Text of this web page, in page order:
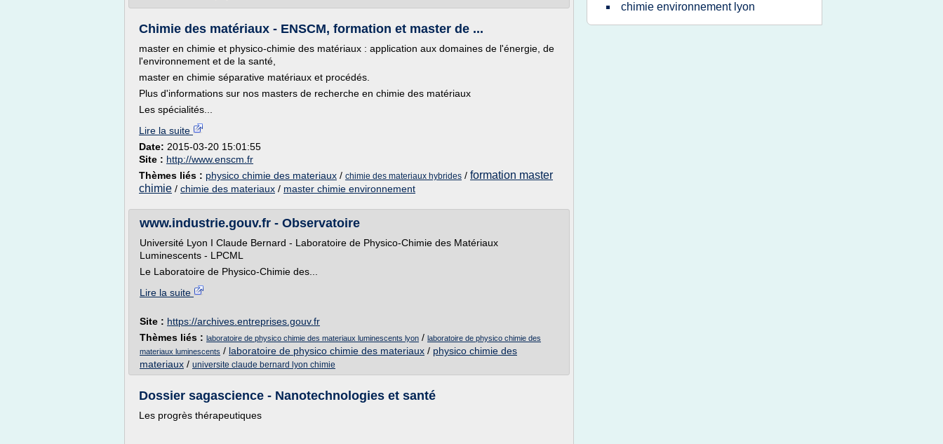
Chimie des matériaux - ENSCM, formation et master de ...
master en chimie et physico-chimie des matériaux : application aux domaines de l'énergie, de
l'environnement et de la santé,
master en chimie séparative matériaux et procédés.
Plus d'informations sur nos masters de recherche en chimie des matériaux
Les spécialités...
Lire la suite
Date: 2015-03-20 15:01:55
Site : http://www.enscm.fr
Thèmes liés : physico chimie des materiaux / chimie des materiaux hybrides / formation master
chimie / chimie des materiaux / master chimie environnement
www.industrie.gouv.fr - Observatoire
Université Lyon I Claude Bernard - Laboratoire de Physico-Chimie des Matériaux
Luminescents - LPCML
Le Laboratoire de Physico-Chimie des...
Lire la suite
Site : https://archives.entreprises.gouv.fr
Thèmes liés : laboratoire de physico chimie des materiaux luminescents lyon / laboratoire de physico chimie des
materiaux luminescents / laboratoire de physico chimie des materiaux / physico chimie des
materiaux / universite claude bernard lyon chimie
Dossier sagascience - Nanotechnologies et santé
Les progrès thérapeutiques
chimie environnement lyon